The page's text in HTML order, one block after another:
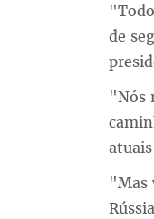
de
"Nós
"Mas